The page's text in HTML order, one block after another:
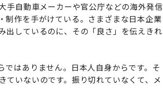
自動車メーカーや官公庁などの海外発信
制作を手がけている。さまざまな日本企業
出しているのに、その「良さ」を伝えきれ
ではありません。日本人自身からです。そ
いないのです。振り切れていなくて、メ